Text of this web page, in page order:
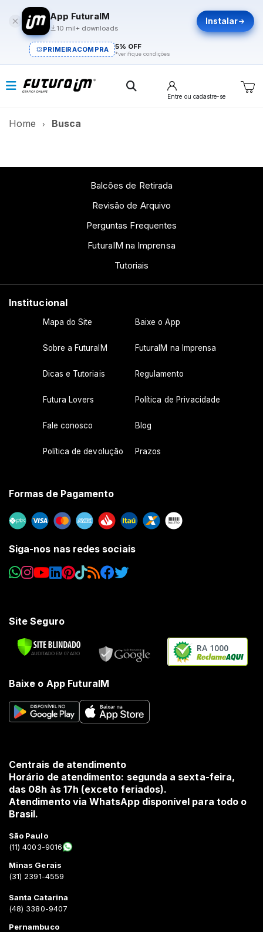
App FuturaIM
10 mil+ downloads
Instalar
PRIMEIRACOMPRA 5% OFF
*verifique condições
Entre ou cadastre-se
Home Busca
Balcões de Retirada
Revisão de Arquivo
Perguntas Frequentes
FuturaIM na Imprensa
Tutoriais
Institucional
Mapa do Site Baixe o App
Sobre a FuturaIM FuturaIM na Imprensa
Dicas e Tutoriais Regulamento
Futura Lovers Política de Privacidade
Fale conosco Blog
Política de devolução Prazos
Formas de Pagamento
Siga-nos nas redes sociais
Site Seguro
RA 1000
Baixe o App FuturaIM
Centrais de atendimento
Horário de atendimento: segunda a sexta-feira,
das 08h às 17h (exceto feriados).
Atendimento via WhatsApp disponível para todo o
Brasil.
São Paulo
(11) 4003-9016
Minas Gerais
(31) 2391-4559
Santa Catarina
(48) 3380-9407
Pernambuco